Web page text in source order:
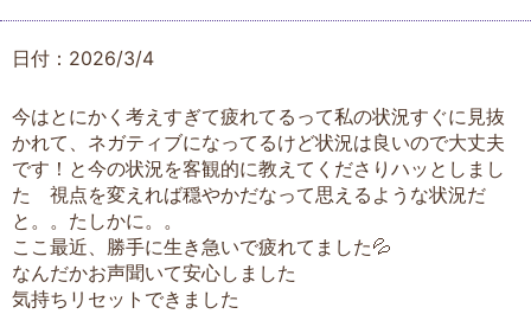
日付：2026/3/4
今はとにかく考えすぎて疲れてるって私の状況すぐに見抜
かれて、ネガティブになってるけど状況は良いので大丈夫
です！と今の状況を客観的に教えてくださりハッとしまし
た 視点を変えれば穏やかだなって思えるような状況だ
と。。たしかに。。
ここ最近、勝手に生き急いで疲れてました💦
なんだかお声聞いて安心しました
気持ちリセットできました